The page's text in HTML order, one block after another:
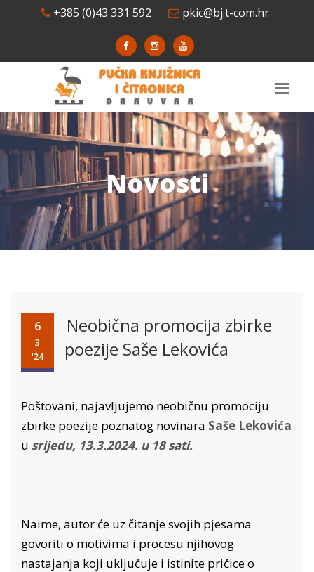
+385 (0)43 331 592 pkic@bj.t-com.hr
Novosti
6
3
'24
Neobična promocija zbirke
poezije Saše Lekovića
Poštovani, najavljujemo neobičnu promociju
zbirke poezije poznatog novinara Saše Lekovića
u srijedu, 13.3.2024. u 18 sati.
Naime, autor će uz čitanje svojih pjesama
govoriti o motivima i procesu njihovog
nastajanja koji uključuje i istinite pričice o